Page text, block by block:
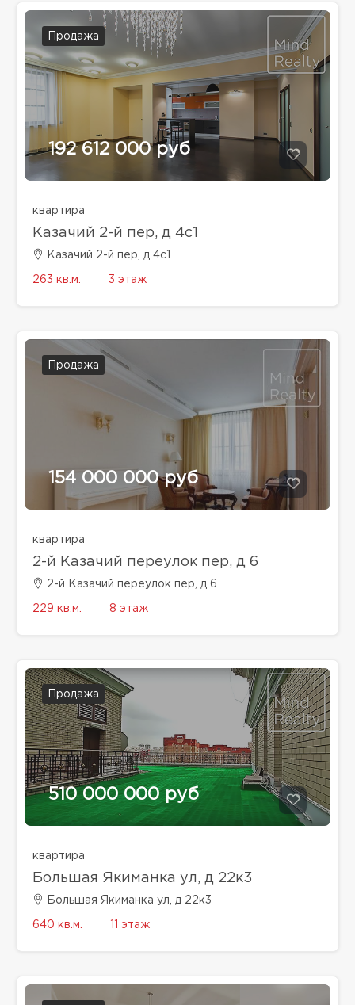
Продажа
192 612 000 руб
квартира
Казачий 2-й пер, д 4с1
Казачий 2-й пер, д 4с1
263 кв.м. 3 этаж
Продажа
154 000 000 руб
квартира
2-й Казачий переулок пер, д 6
2-й Казачий переулок пер, д 6
229 кв.м. 8 этаж
Продажа
510 000 000 руб
квартира
Большая Якиманка ул, д 22к3
Большая Якиманка ул, д 22к3
640 кв.м. 11 этаж